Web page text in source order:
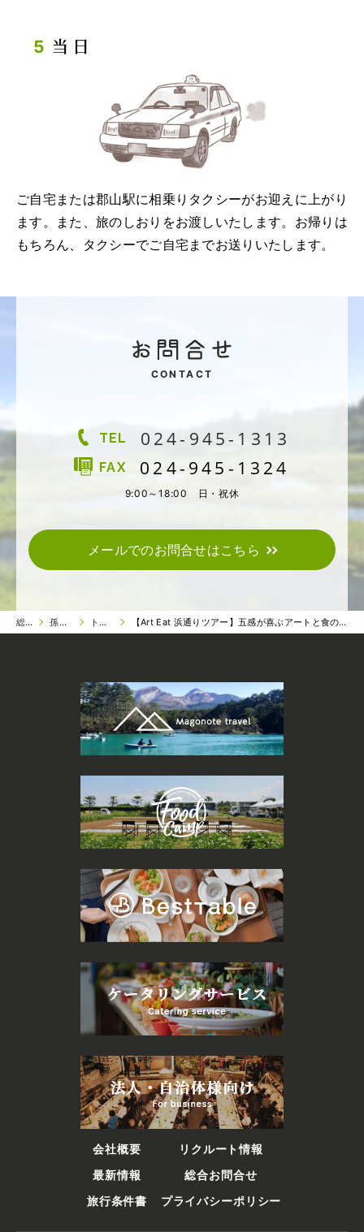
当日
ご自宅または郡山駅に相乗りタクシーがお迎えに上がり
ます。また、旅のしおりをお渡しいたします。お帰りは
もちろん、タクシーでご自宅までお送りいたします。
CONTACT
TEL 024-945-1313
FAX 024-945-1324
9:00～18:00 日・祝休
メールでのお問合せはこちら
総合トップ 孫の手トラベル トラベル ツアー 【Art Eat 浜通りツアー】五感が喜ぶアートと食のマリアージュ 〜福島浜通りの魅力を探る〜 ハマコネ「浜通りアート＆食めぐりツアー」
会社概要
リクルート情報
最新情報
総合お問合せ
旅行条件書
プライバシーポリシー